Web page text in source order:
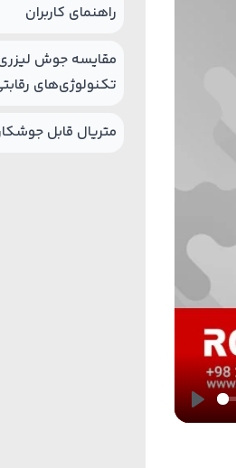
Play
راهنمای کاربران
مقایسه جوش
تکنولوژی‌های
متریال قابل